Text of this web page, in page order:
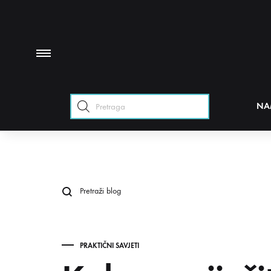
Products
search
PRAKTIČNI SAVJETI